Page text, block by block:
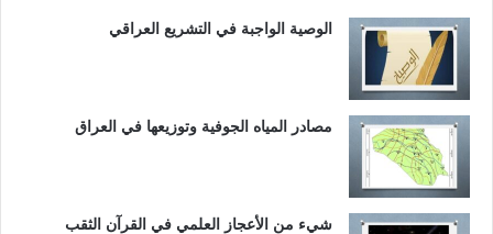
الوصية الواجبة في التشريع العراقي
مصادر المياه الجوفية وتوزيعها في العراق
شيء من الأعجاز العلمي في القرآن الثقب